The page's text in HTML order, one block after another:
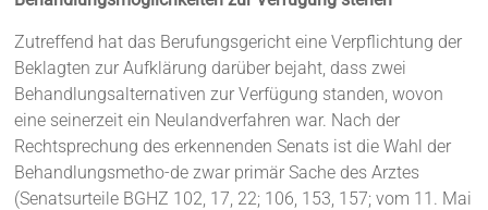
Zutreffend hat das Berufungsgericht eine Verpflichtung der
Beklagten zur Aufklärung darüber bejaht, dass zwei
Behandlungsalternativen zur Verfügung standen, wovon
eine seinerzeit ein Neulandverfahren war. Nach der
Rechtsprechung des erkennenden Senats ist die Wahl der
Behandlungsmetho-de zwar primär Sache des Arztes
(Senatsurteile BGHZ 102, 17, 22; 106, 153, 157; vom 11. Mai